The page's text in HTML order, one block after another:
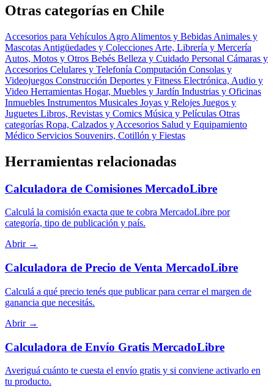
Otras categorías en Chile
Accesorios para Vehículos Agro Alimentos y Bebidas Animales y
Mascotas Antigüedades y Colecciones Arte, Librería y Mercería
Autos, Motos y Otros Bebés Belleza y Cuidado Personal Cámaras y
Accesorios Celulares y Telefonía Computación Consolas y
Videojuegos Construcción Deportes y Fitness Electrónica, Audio y
Video Herramientas Hogar, Muebles y Jardín Industrias y Oficinas
Inmuebles Instrumentos Musicales Joyas y Relojes Juegos y
Juguetes Libros, Revistas y Comics Música y Películas Otras
categorías Ropa, Calzados y Accesorios Salud y Equipamiento
Médico Servicios Souvenirs, Cotillón y Fiestas
Herramientas relacionadas
Calculadora de Comisiones MercadoLibre
Calculá la comisión exacta que te cobra MercadoLibre por
categoría, tipo de publicación y país.
Abrir →
Calculadora de Precio de Venta MercadoLibre
Calculá a qué precio tenés que publicar para cerrar el margen de
ganancia que necesitás.
Abrir →
Calculadora de Envío Gratis MercadoLibre
Averiguá cuánto te cuesta el envío gratis y si conviene activarlo en
tu producto.